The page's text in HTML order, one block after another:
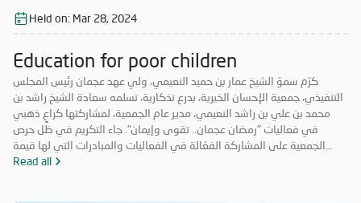
Held on: Mar 28, 2024
Education for poor children
كرّم سموّ الشيخ عمار بن حميد النعيمي، ولي عهد عجمان رئيس المجلس
التنفيذي، جمعية الإحسان الخيرية، بدرع تذكارية، تسلمه سعادة الشيخ راشد بن
محمد بن علي بن راشد النعيمي، مدير عام الجمعية، لمشاركتها كراعٍ ذهبي
في فعاليات "رمضان عجمان.. تقوى وإيمان". جاء التكريم في ظل حرص
الجمعية على المشاركة الفعّالة في الفعاليات والمبادرات التي لها قيمة
مضافة تعود على المجتمع بالخير والنفع، وهو ما تتميز به فعاليات "رمضان
Read all